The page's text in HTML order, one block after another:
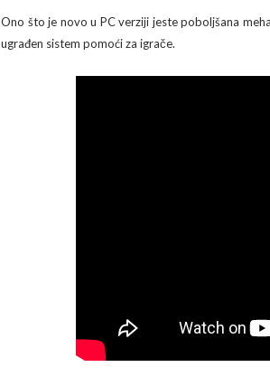
Ono što je novo u PC verziji jeste poboljšana
ugrađen sistem pomoći za igrače.